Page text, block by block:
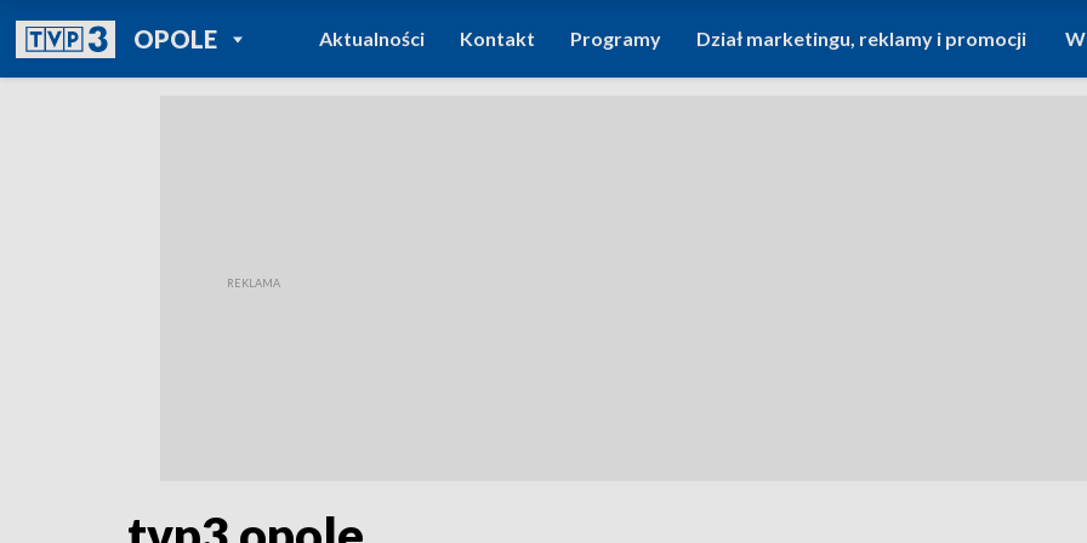
OPOLEPOWRÓT DO
TVP REGIONY
Aktualności Kontakt Programy Dział marketingu, reklamy i promocji